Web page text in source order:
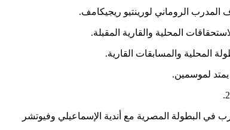
المحلية والقارية المقبلة.
المحلية والمسابقات القارية.
يمتد لموسمين.
في البطولة المصرية مع أندية الإسماعيلي وفيوتشر